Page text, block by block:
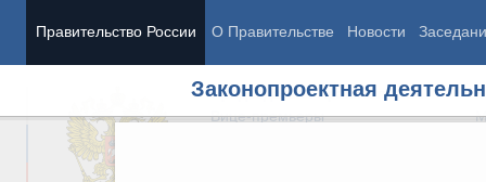
Правительство России О Правительстве Новости
Законопроектная
Председатель Правительства
Вице-премьеры